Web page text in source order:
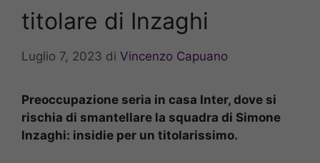
titolare di Inzaghi
Luglio 7, 2023 di Vincenzo Capuano
Preoccupazione seria in casa Inter, dove si
rischia di smantellare la squadra di Simone
Inzaghi: insidie per un titolarissimo.